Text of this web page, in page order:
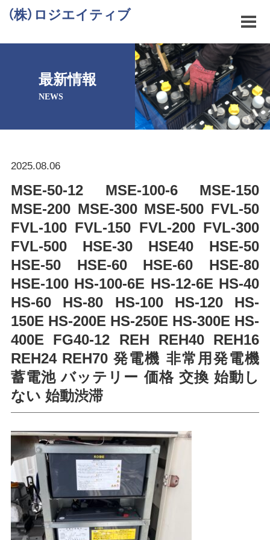
（株）ロジエイティブ
最新情報
NEWS
2025.08.06
MSE-50-12 MSE-100-6 MSE-150
MSE-200 MSE-300 MSE-500 FVL-50
FVL-100 FVL-150 FVL-200 FVL-300
FVL-500 HSE-30 HSE40 HSE-50
HSE-50 HSE-60 HSE-60 HSE-80
HSE-100 HS-100-6E HS-12-6E HS-40
HS-60 HS-80 HS-100 HS-120 HS-
150E HS-200E HS-250E HS-300E HS-
400E FG40-12 REH REH40 REH16
REH24 REH70 発電機 非常用発電機
蓄電池 バッテリー 価格 交換 始動し
ない 始動渋滞